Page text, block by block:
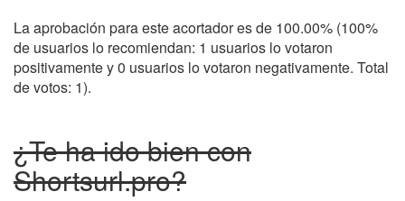
La aprobación para este acortador es de 100.00% (100%
de usuarios lo recomiendan: 1 usuarios lo votaron
positivamente y 0 usuarios lo votaron negativamente. Total
de votos: 1).
¿Te ha ido bien con
Shortsurl.pro?